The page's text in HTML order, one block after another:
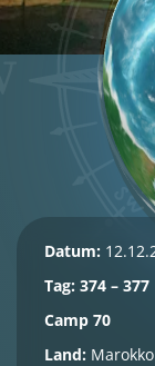
Datum:
Tag: 374 – 377
Camp 70
Land: Marokko